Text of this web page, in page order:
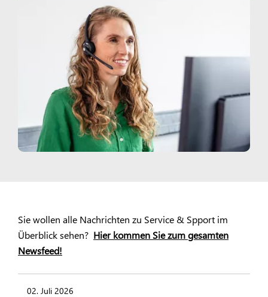
Sie wollen alle Nachrichten zu Service & Spport im
Überblick sehen? Hier kommen Sie zum gesamten
Newsfeed!
02. Juli 2026